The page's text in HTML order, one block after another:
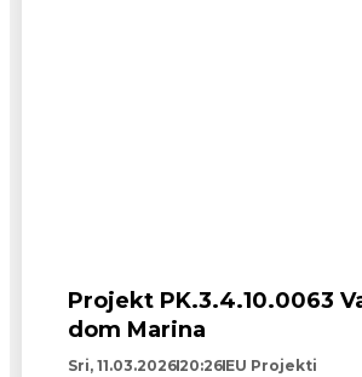
Projekt PK.3.4.10.0063
dom Marina
Sri, 11.03.2026 20:26 EU Projekti